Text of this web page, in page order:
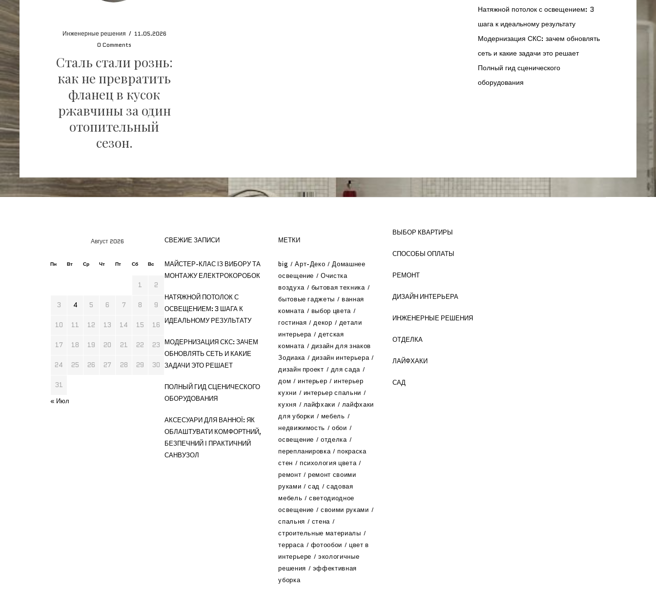
Инженерные решения / 11.05.2026
0 Comments
Сталь стали рознь:
как не превратить
фланец в кусок
ржавчины за один
отопительный
сезон.
Натяжной потолок с освещением: 3
шага к идеальному результату
Модернизация СКС: зачем обновлять
сеть и какие задачи это решает
Полный гид сценического
оборудования
Август 2026
Пн Вт Ср Чт Пт Сб Вс
1 2
3 4 5 6 7 8 9
10 11 12 13 14 15 16
17 18 19 20 21 22 23
24 25 26 27 28 29 30
31
« Июл
СВЕЖИЕ ЗАПИСИ
МАЙСТЕР-КЛАС ІЗ ВИБОРУ ТА
МОНТАЖУ ЕЛЕКТРОКОРОБОК
НАТЯЖНОЙ ПОТОЛОК С
ОСВЕЩЕНИЕМ: 3 ШАГА К
ИДЕАЛЬНОМУ РЕЗУЛЬТАТУ
МОДЕРНИЗАЦИЯ СКС: ЗАЧЕМ
ОБНОВЛЯТЬ СЕТЬ И КАКИЕ
ЗАДАЧИ ЭТО РЕШАЕТ
ПОЛНЫЙ ГИД СЦЕНИЧЕСКОГО
ОБОРУДОВАНИЯ
АКСЕСУАРИ ДЛЯ ВАННОЇ: ЯК
ОБЛАШТУВАТИ КОМФОРТНИЙ,
БЕЗПЕЧНИЙ І ПРАКТИЧНИЙ
САНВУЗОЛ
МЕТКИ
big Арт-Деко
Домашнее
освещение
Очистка
воздуха
бытовая техника
бытовые гаджеты
ванная
комната
выбор цвета
гостиная
декор
детали
интерьера
детская
комната
дизайн для знаков
Зодиака
дизайн интерьера
дизайн проект
для сада
дом
интерьер
интерьер
кухни
интерьер спальни
кухня
лайфхаки
лайфхаки
для уборки
мебель
недвижимость
обои
освещение
отделка
перепланировка
покраска
стен
психология цвета
ремонт
ремонт своими
руками
сад
садовая
мебель
светодиодное
освещение
своими руками
спальня
стена
строительные материалы
терраса
фотообои
цвет в
интерьере
экологичные
решения
эффективная
уборка
ВЫБОР КВАРТИРЫ
СПОСОБЫ ОПЛАТЫ
РЕМОНТ
ДИЗАЙН ИНТЕРЬЕРА
ИНЖЕНЕРНЫЕ РЕШЕНИЯ
ОТДЕЛКА
ЛАЙФХАКИ
САД